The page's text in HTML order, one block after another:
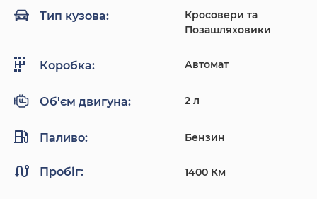
Тип кузова:
Кросовери та
Позашляховики
Коробка: Автомат
Об'єм двигуна: 2 л
Паливо: Бензин
Пробіг: 1400 Км